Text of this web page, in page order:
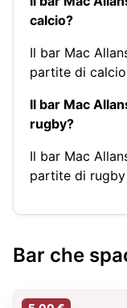
calcio?
Il bar Mac
partite di calcio
Il bar Mac
rugby?
Il bar Mac
partite di rugby
Bar che